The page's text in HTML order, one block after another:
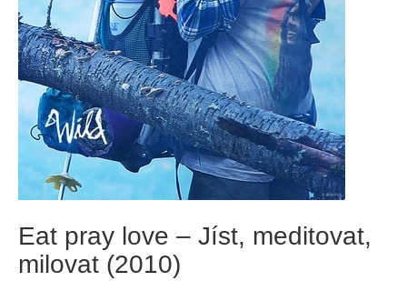
Eat pray love – Jíst, meditovat,
milovat (2010)